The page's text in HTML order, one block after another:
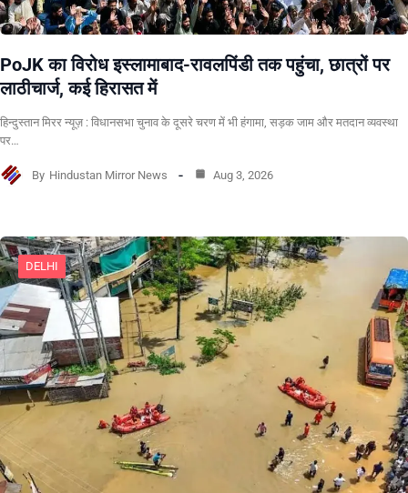
PoJK का विरोध इस्लामाबाद-रावलपिंडी तक पहुंचा, छात्रों पर
लाठीचार्ज, कई हिरासत में
हिन्दुस्तान मिरर न्यूज़ : विधानसभा चुनाव के दूसरे चरण में भी हंगामा, सड़क जाम और मतदान व्यवस्था
पर…
By Hindustan Mirror News Aug 3, 2026
DELHI